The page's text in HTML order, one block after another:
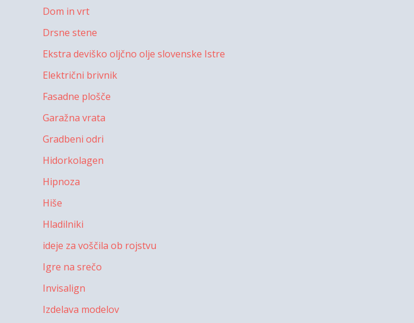
Dom in vrt
Drsne stene
Ekstra deviško oljčno olje slovenske Istre
Električni brivnik
Fasadne plošče
Garažna vrata
Gradbeni odri
Hidorkolagen
Hipnoza
Hiše
Hladilniki
ideje za voščila ob rojstvu
Igre na srečo
Invisalign
Izdelava modelov